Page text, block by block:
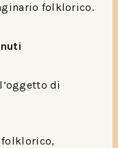
folklorico.
di
folklorico,